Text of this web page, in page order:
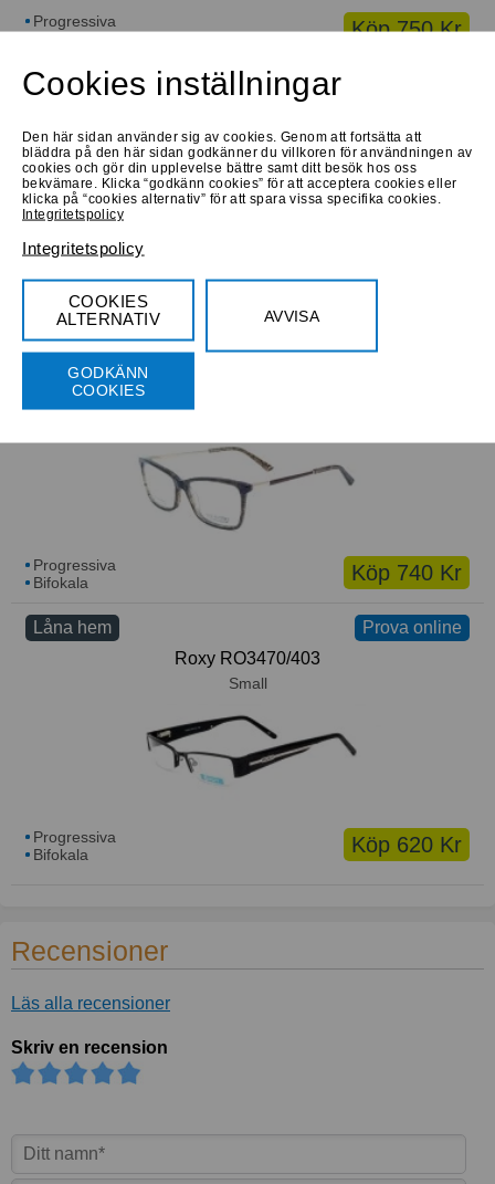
Köp 750 Kr
Progressiva
Låna hem
Large
Progressiva
Bifokala
Prova online
Prova online
Låna hem
Köp 740 Kr
Progressiva
Bifokala
Prova online
Låna hem
Roxy RO3470/403
Small
Köp 620 Kr
Progressiva
Bifokala
Recensioner
Läs alla recensioner
Skriv en recension
Cookies inställningar
Den här sidan använder sig av cookies. Genom att fortsätta att
bläddra på den här sidan godkänner du villkoren för användningen av
cookies och gör din upplevelse bättre samt ditt besök hos oss
bekvämare. Klicka “godkänn cookies” för att acceptera cookies eller
klicka på “cookies alternativ” för att spara vissa specifika cookies.
Integritetspolicy
Integritetspolicy
COOKIES
ALTERNATIV
AVVISA
GODKÄNN
COOKIES